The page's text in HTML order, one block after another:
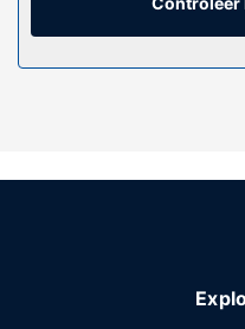
Algemene voorziening
Ontspan met massages,
bubbelbad en
restaurant met een bar/